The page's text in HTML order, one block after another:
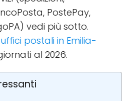
PostePay,
vedi più sotto.
uffici postali in Emilia-
al 2026.